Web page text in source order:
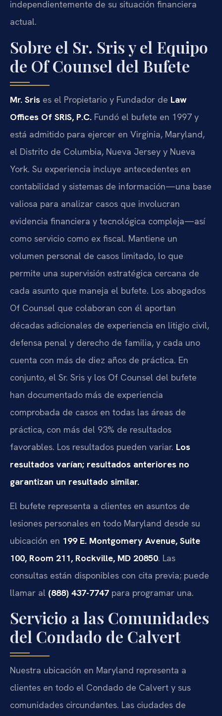
independientemente de su situación financiera
actual.
Sobre el Sr. Sris y el Equipo
de Of Counsel del Bufete
Mr. Sris es el Propietario y Fundador de Law
Offices Of SRIS, P.C. Fundó el bufete en 1997 y
está admitido para ejercer en Virginia, Maryland,
el Distrito de Columbia, Nueva Jersey y Nueva
York. Su experiencia incluye antecedentes en
contabilidad y sistemas de información—una base
valiosa para analizar casos que involucran
evidencia financiera y tecnológica compleja—así
como servicio como ex fiscal. Mantiene un
volumen personal de casos limitado, lo que
permite una supervisión estratégica cercana de
cada asunto que maneja el bufete. Los abogados
Of Counsel que colaboran con él aportan
décadas adicionales de experiencia en litigio civil,
defensa penal y derecho de familia, y cada uno
cuenta con más de diez años de práctica. En
conjunto, el Sr. Sris y los Of Counsel del bufete
han documentado más de experiencia
comprobada de casos en todas las áreas de
práctica, con más del 93% de resultados
favorables. Los resultados pueden variar. Los
resultados varían; resultados anteriores no
garantizan un resultado similar.
El bufete representa a clientes en asuntos de
lesiones personales en todo Maryland desde su
ubicación en 199 E. Montgomery Avenue, Suite
100, Room 211, Rockville, MD 20850. Las
consultas están disponibles con cita previa; puede
llamar al (888) 437-7747 para programar una.
Servicio a las Comunidades
del Condado de Calvert
Nuestra ubicación en Maryland representa a
clientes en todo el Condado de Calvert y sus
comunidades circundantes. Las ciudades de